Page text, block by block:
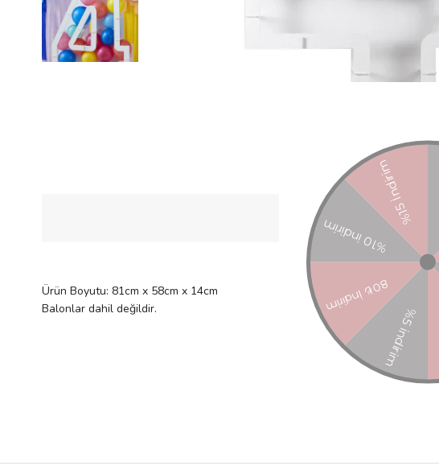
ÜRÜN ÖZELLIKLERI
Ürün Boyutu: 81cm x 58cm x 14cm
Balonlar dahil değildir.